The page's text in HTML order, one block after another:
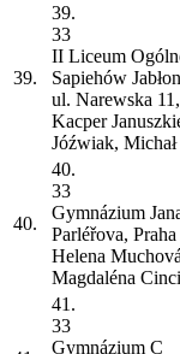
39.
39.
33
II Liceum
Sapiehów
ul. Narewska
Kacper
Jóźwiak,
40.
40.
33
Gymnázium
Parléřova,
Helena
Magdaléna
41.
33
Gymnázium C